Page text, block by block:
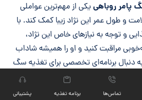
پامر روباهییکی از مهم‌ترین عواملی
و طول عمر این نژاد زیبا کمک کند. با
و توجه به نیازهای خاص این نژاد،
مراقبت کنید و او را همیشه شاداب
به دنبال برنامه‌ای تخصصی برای تغذیه سگ
پت بوم استفاده کنید و بهترین
تماس‌ها برنامه تغذیه پشتیبانی